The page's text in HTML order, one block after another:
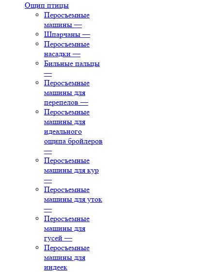
Ощип птицы
Перосъемные
машины —
Шпарчаны —
Перосъемные
насадки —
Бильные пальцы
—
Перосъемные
машины для
перепелов —
Перосъемные
машины для
идеального
ощипа бройлеров
—
Перосъемные
машины для кур
—
Перосъемные
машины для уток
—
Перосъемные
машины для
гусей —
Перосъемные
машины для
индеек